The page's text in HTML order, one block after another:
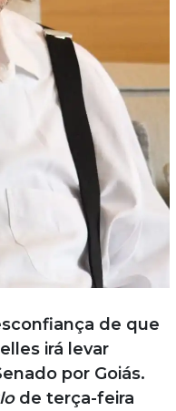
de que
irá levar
por Goiás.
de terça-feira